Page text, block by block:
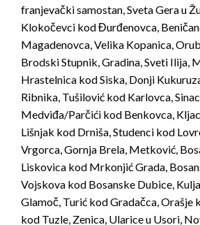
franjevački samostan, Sveta Gera u
Klokočevci kod Đurđenovca,
Magadenovca, Velika Kopanica,
Brodski Stupnik, Gradina, Sveti Ilija,
Hrastelnica kod Siska, Donji
Ribnika, Tušilović kod Karlovca,
Medviđa/Parčići kod Benkovca,
Lišnjak kod Drniša, Studenci kod
Vrgorca, Gornja Brela, Metković,
Liskovica kod Mrkonjić Grada,
Vojskova kod Bosanske Dubice,
Glamoč, Turić kod Gradačca, Orašje
kod Tuzle, Zenica, Ularice u Usori,